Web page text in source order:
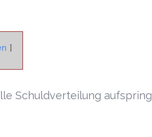
Schuldverteilung